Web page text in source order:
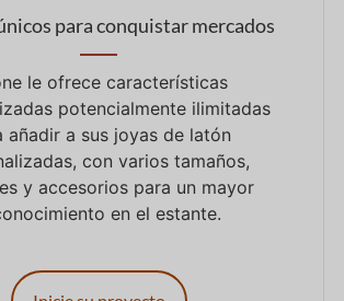
para conquistar mercados
le ofrece características
potencialmente ilimitadas
añadir a sus joyas de latón
con varios tamaños,
y accesorios para un mayor
en el estante.